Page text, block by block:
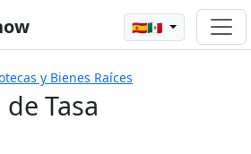
🇪🇸🇲🇽
y Bienes Raíces
Tasa